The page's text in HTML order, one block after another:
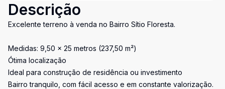
Descrição
Excelente terreno à venda no Bairro Sítio Floresta.
Medidas: 9,50 x 25 metros (237,50 m²)
Ótima localização
Ideal para construção de residência ou investimento
Bairro tranquilo, com fácil acesso e em constante valorização.